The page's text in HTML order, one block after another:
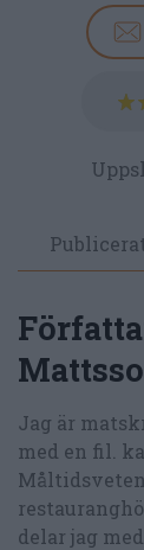
Jag är
med en fil.
delar jag